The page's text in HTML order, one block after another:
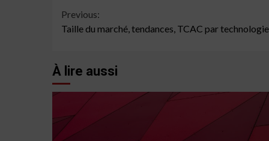
Continue
Previous:
Taille du marché, tendances, TCAC par
À lire aussi